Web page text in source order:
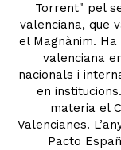
Torrent" pel
valenciana, que
el Magnànim.
valenciana
nacionals i
en
materia el
Valencianes.
Pacto